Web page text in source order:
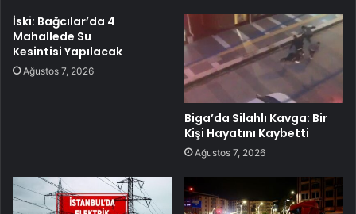
İski: Bağcılar’da 4
Mahallede Su
Kesintisi Yapılacak
Ağustos 7, 2026
Biga’da Silahlı Kavga: Bir
Kişi Hayatını Kaybetti
Ağustos 7, 2026